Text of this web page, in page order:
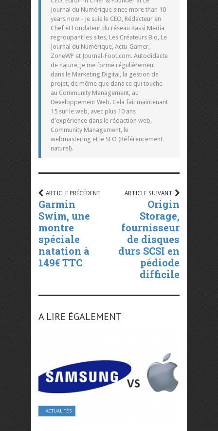
Journal du Numérique since more than 10
years now - Je suis le CEO, Rédacteur en
Chef et Fondateur du réseau Kassi Media
regroupant les sites, Les Créateurs Bio, Le
Journal du Numérique, Actu-Gamer,
ZoneWP et Journal-Foot.com. Autodidacte
de nature, je me forme régulièrement
dans le Marketing Digital, la gestion de
projet, de même que dans ce qui touche
au Community Management, au
Developpement Web. Cela fait maintenant
15 sur le web, avec plus 10 ans
d'expérience dans le rédaction web,
Community Management, le
webmastering et le SEO (Référencement
naturel).
ARTICLE PRÉCÉDENT
Garmin
Swim, une
montre
spéciale
natation à
149€ TTC
ARTICLE SUIVANT
Origin
Storage,
fournisseur
de disques
durs SCSI en
pédiode
difficile
A LIRE ÉGALEMENT
ACTUALITÉS